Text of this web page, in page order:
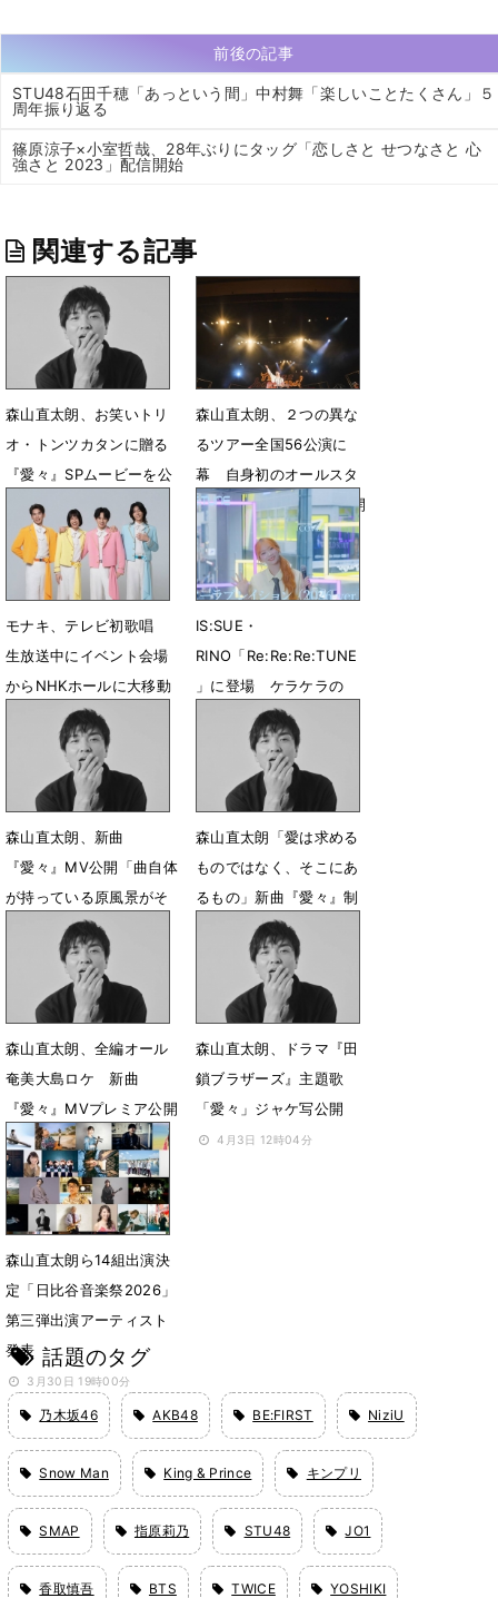
前後の記事
STU48石田千穂「あっという間」中村舞「楽しいことたくさん」５
周年振り返る
篠原涼子×小室哲哉、28年ぶりにタッグ「恋しさと せつなさと 心
強さと 2023」配信開始
関連する記事
森山直太朗、お笑いトリ
オ・トンツカタンに贈る
『愛々』SPムービーを公
7月9日 23時30分
森山直太朗、２つの異な
るツアー全国56公演に
幕 自身初のオールスタ
ンディングZeppツアー開
催を発表
7月4日 09時00分
モナキ、テレビ初歌唱
生放送中にイベント会場
からNHKホールに大移動
6月1日 12時07分
IS:SUE・
RINO「Re:Re:Re:TUNE
」に登場 ケラケラの
「スターラブレイショ
ン」をカバー
5月31日 19時00分
森山直太朗、新曲
『愛々』MV公開「曲自体
が持っている原風景がそ
こにあった」
5月1日 22時06分
森山直太朗「愛は求める
ものではなく、そこにあ
るもの」新曲『愛々』制
4月29日 12時00分
森山直太朗、全編オール
奄美大島ロケ 新曲
『愛々』MVプレミア公開
決定
4月25日 09時30分
森山直太朗、ドラマ『田
鎖ブラザーズ』主題歌
「愛々」ジャケ写公開
4月3日 12時04分
森山直太朗ら14組出演決
定「日比谷音楽祭2026」
第三弾出演アーティスト
発表
3月30日 19時00分
話題のタグ
乃木坂46 AKB48 BE:FIRST NiziU
Snow Man King & Prince キンプリ
SMAP 指原莉乃 STU48 JO1
香取慎吾 BTS TWICE YOSHIKI